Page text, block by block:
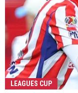
LEAGUES CUP